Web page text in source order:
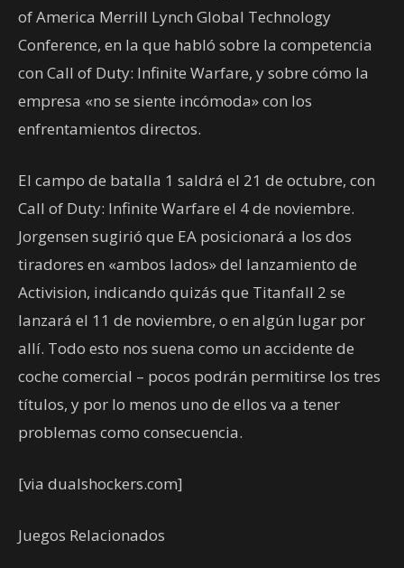
of America Merrill Lynch Global Technology
Conference, en la que habló sobre la competencia
con Call of Duty: Infinite Warfare, y sobre cómo la
empresa «no se siente incómoda» con los
enfrentamientos directos.
El campo de batalla 1 saldrá el 21 de octubre, con
Call of Duty: Infinite Warfare el 4 de noviembre.
Jorgensen sugirió que EA posicionará a los dos
tiradores en «ambos lados» del lanzamiento de
Activision, indicando quizás que Titanfall 2 se
lanzará el 11 de noviembre, o en algún lugar por
allí. Todo esto nos suena como un accidente de
coche comercial – pocos podrán permitirse los tres
títulos, y por lo menos uno de ellos va a tener
problemas como consecuencia.
[via dualshockers.com]
Juegos Relacionados